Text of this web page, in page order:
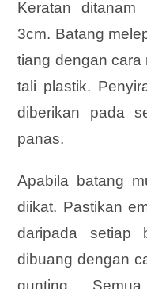
Keratan ditanam
3cm. Batang
tiang dengan
tali plastik.
diberikan pada
panas.
Apabila batang
diikat. Pastikan
daripada setiap
dibuang dengan
gunting.